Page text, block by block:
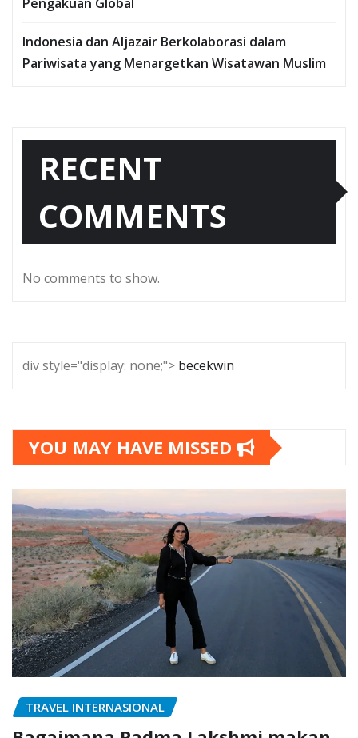
Indonesia dan Aljazair Berkolaborasi dalam
Pariwisata yang Menargetkan Wisatawan Muslim
RECENT
COMMENTS
No comments to show.
div style="display: none;"> becekwin
YOU MAY HAVE MISSED
TRAVEL INTERNASIONAL